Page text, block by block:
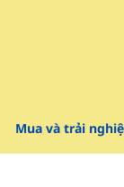
Mua và trải